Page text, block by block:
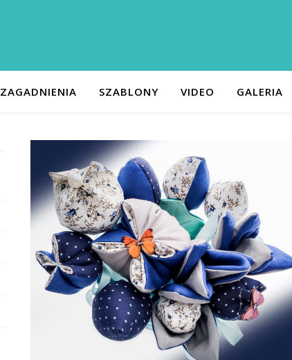
ZAGADNIENIA SZABLONY VIDEO GALERIA